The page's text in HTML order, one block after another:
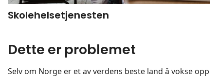
Skolehelsetjenesten
Dette er problemet
Selv om Norge er et av verdens beste land å vokse opp